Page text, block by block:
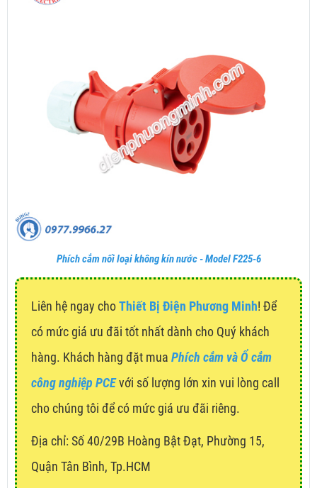
Phích cắm nối loại không kín nước - Model F225-6
Liên hệ ngay choThiết Bị Điện Phương Minh! Để
có mức giá ưu đãi tốt nhất dành cho Quý khách
hàng. Khách hàng đặt mua Phích cắm và Ổ cắm
công nghiệp PCEvới số lượng lớn xin vui lòng call
cho chúng tôi để có mức giá ưu đãi riêng.
Địa chỉ: Số 40/29B Hoàng Bật Đạt, Phường 15,
Quận Tân Bình, Tp.HCM